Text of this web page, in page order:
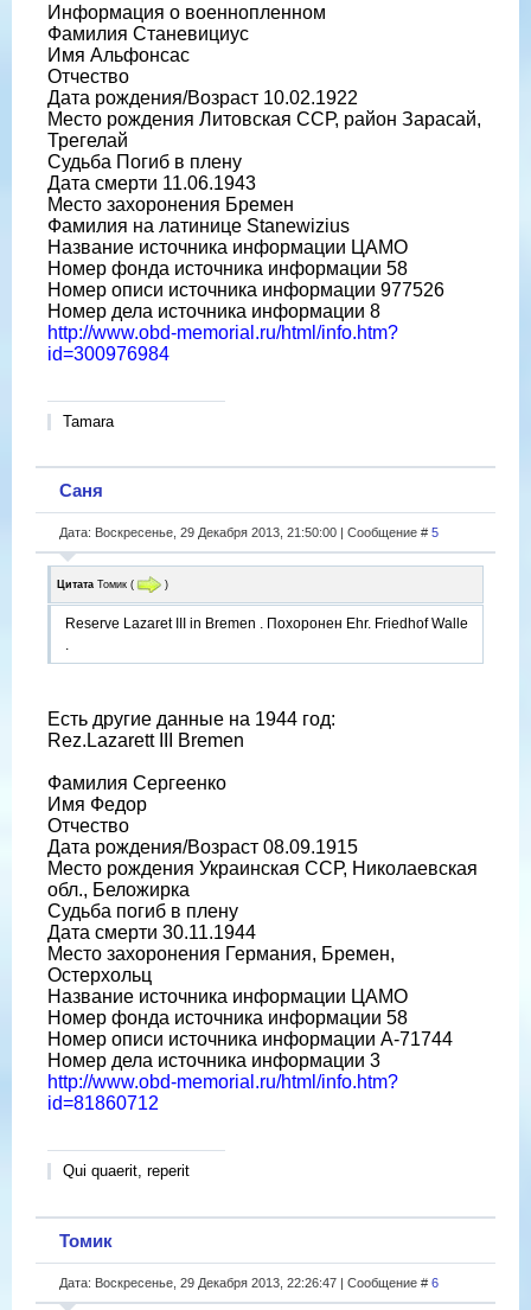
Информация о военнопленном
Фамилия Станевициус
Имя Альфонсас
Отчество
Дата рождения/Возраст 10.02.1922
Место рождения Литовская ССР, район Зарасай,
Трегелай
Судьба Погиб в плену
Дата смерти 11.06.1943
Место захоронения Бремен
Фамилия на латинице Stanewizius
Название источника информации ЦАМО
Номер фонда источника информации 58
Номер описи источника информации 977526
Номер дела источника информации 8
http://www.obd-memorial.ru/html/info.htm?
id=300976984
Tamara
Саня
Дата: Воскресенье, 29 Декабря 2013, 21:50:00 | Сообщение # 5
Цитата Томик ( )
Reserve Lazaret III in Bremen . Похоронен Ehr. Friedhof Walle
.
Есть другие данные на 1944 год:
Rez.Lazarett III Bremen
Фамилия Сергеенко
Имя Федор
Отчество
Дата рождения/Возраст 08.09.1915
Место рождения Украинская ССР, Николаевская
обл., Беложирка
Судьба погиб в плену
Дата смерти 30.11.1944
Место захоронения Германия, Бремен,
Остерхольц
Название источника информации ЦАМО
Номер фонда источника информации 58
Номер описи источника информации A-71744
Номер дела источника информации 3
http://www.obd-memorial.ru/html/info.htm?
id=81860712
Qui quaerit, reperit
Томик
Дата: Воскресенье, 29 Декабря 2013, 22:26:47 | Сообщение # 6